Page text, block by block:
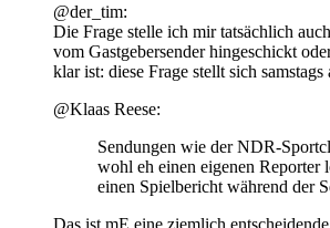
@der_tim:
Die Frage stelle ich mir tatsächlich
vom Gastgebersender hingeschickt
klar ist: diese Frage stellt sich samstags
@Klaas Reese:
Sendungen wie der NDR-
wohl eh einen eigenen Reporter
einen Spielbericht während der
Das ist mE eine ziemlich